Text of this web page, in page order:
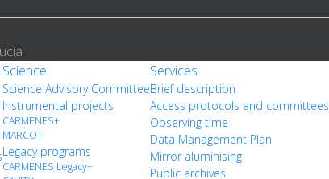
Science
Science Advisory Committee
Instrumental projects
CARMENES+
MARCOT
Legacy programs
CARMENES Legacy+
Services
Brief description
Access protocols and committees
Observing time
Data Management Plan
Mirror aluminising
Public archives